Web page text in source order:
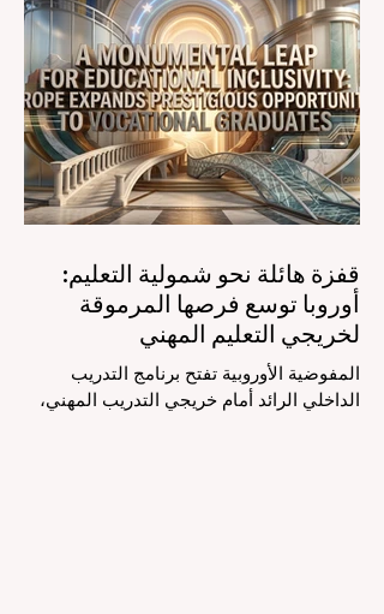
أمر يثير اهتماماً كبيراً في الأوساط الأكاديمية
العربية التي تسعى للريادة. إن الدمج السريع
لمساعدي #الذكاء_الاصطناعي المتخصصين
والمصممين خصيصاً للمعلمين يُحدث ثورة
حقيقية في مهنة التدريس. ومن خلال الأتمتة
الناجحة للمهام الإدارية التي تستغرق وقتاً
طويلاً، تبشر هذه الأدوات المتقدمة بعصر
قفزة هائلة نحو شمولية التعليم:
أوروبا توسع فرصها المرموقة
لخريجي التعليم المهني
المفوضية الأوروبية تفتح برنامج التدريب
الداخلي الرائد أمام خريجي التدريب المهني،